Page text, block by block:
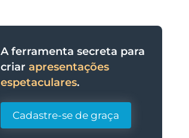
A ferramenta secreta para
criar apresentações
espetaculares.
Cadastre-se de graça